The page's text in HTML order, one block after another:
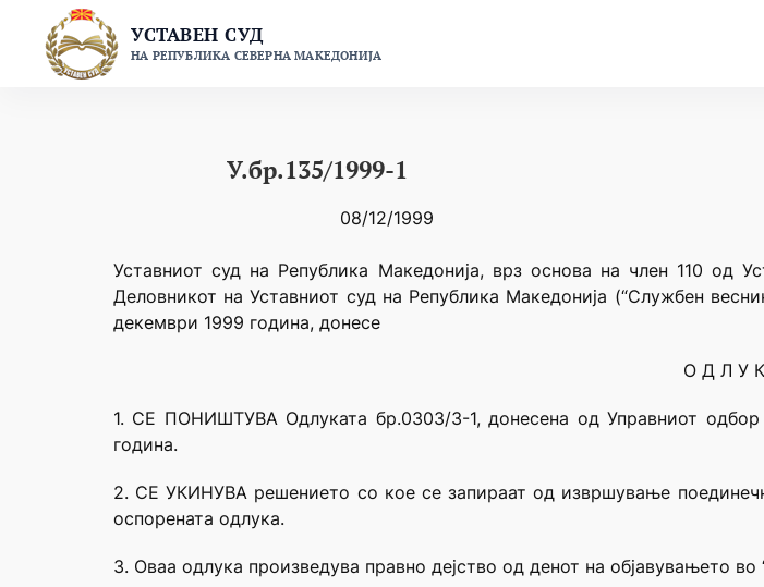
content
УСТАВЕН СУД
НА РЕПУБЛИКА СЕВЕРНА МАКЕДОНИЈА
У.бр.135/1999-1
08/12/1999
Уставниот суд на Република Македонија, врз основа на член 110 од
Деловникот на Уставниот суд на Република Македонија (“Службен
декември 1999 година, донесе
О Д Л У
1. СЕ ПОНИШТУВА Одлуката бр.0303/3-1, донесена од Управниот
година.
2. СЕ УКИНУВА решението со кое се запираат од извршување
оспорената одлука.
3. Оваа одлука произведува правно дејство од денот на објавувањето